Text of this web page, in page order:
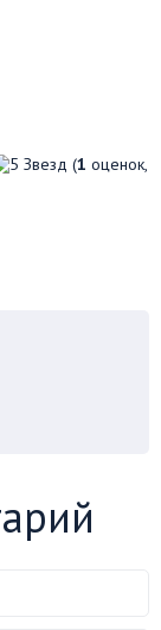
(1 оценок,